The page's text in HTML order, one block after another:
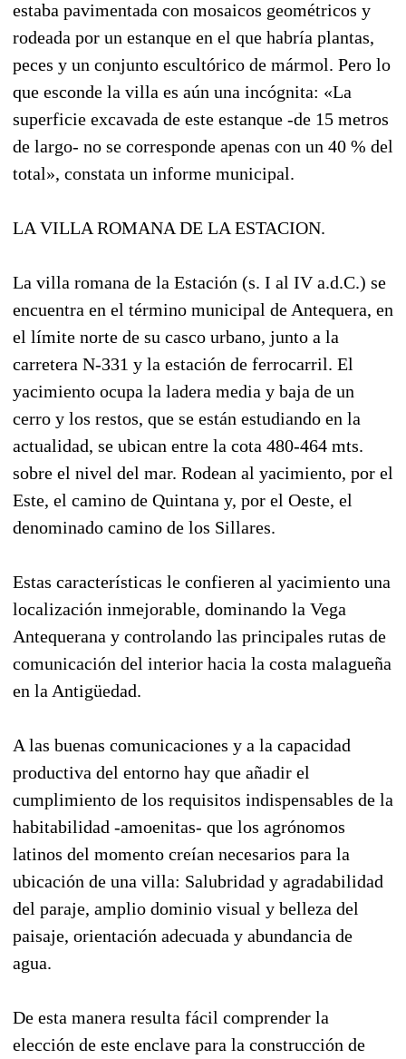
estaba pavimentada con mosaicos geométricos y
rodeada por un estanque en el que habría plantas,
peces y un conjunto escultórico de mármol. Pero lo
que esconde la villa es aún una incógnita: «La
superficie excavada de este estanque -de 15 metros
de largo- no se corresponde apenas con un 40 % del
total», constata un informe municipal.
LA VILLA ROMANA DE LA ESTACION.
La villa romana de la Estación (s. I al IV a.d.C.) se
encuentra en el término municipal de Antequera, en
el límite norte de su casco urbano, junto a la
carretera N-331 y la estación de ferrocarril. El
yacimiento ocupa la ladera media y baja de un
cerro y los restos, que se están estudiando en la
actualidad, se ubican entre la cota 480-464 mts.
sobre el nivel del mar. Rodean al yacimiento, por el
Este, el camino de Quintana y, por el Oeste, el
denominado camino de los Sillares.
Estas características le confieren al yacimiento una
localización inmejorable, dominando la Vega
Antequerana y controlando las principales rutas de
comunicación del interior hacia la costa malagueña
en la Antigüedad.
A las buenas comunicaciones y a la capacidad
productiva del entorno hay que añadir el
cumplimiento de los requisitos indispensables de la
habitabilidad -amoenitas- que los agrónomos
latinos del momento creían necesarios para la
ubicación de una villa: Salubridad y agradabilidad
del paraje, amplio dominio visual y belleza del
paisaje, orientación adecuada y abundancia de
agua.
De esta manera resulta fácil comprender la
elección de este enclave para la construcción de